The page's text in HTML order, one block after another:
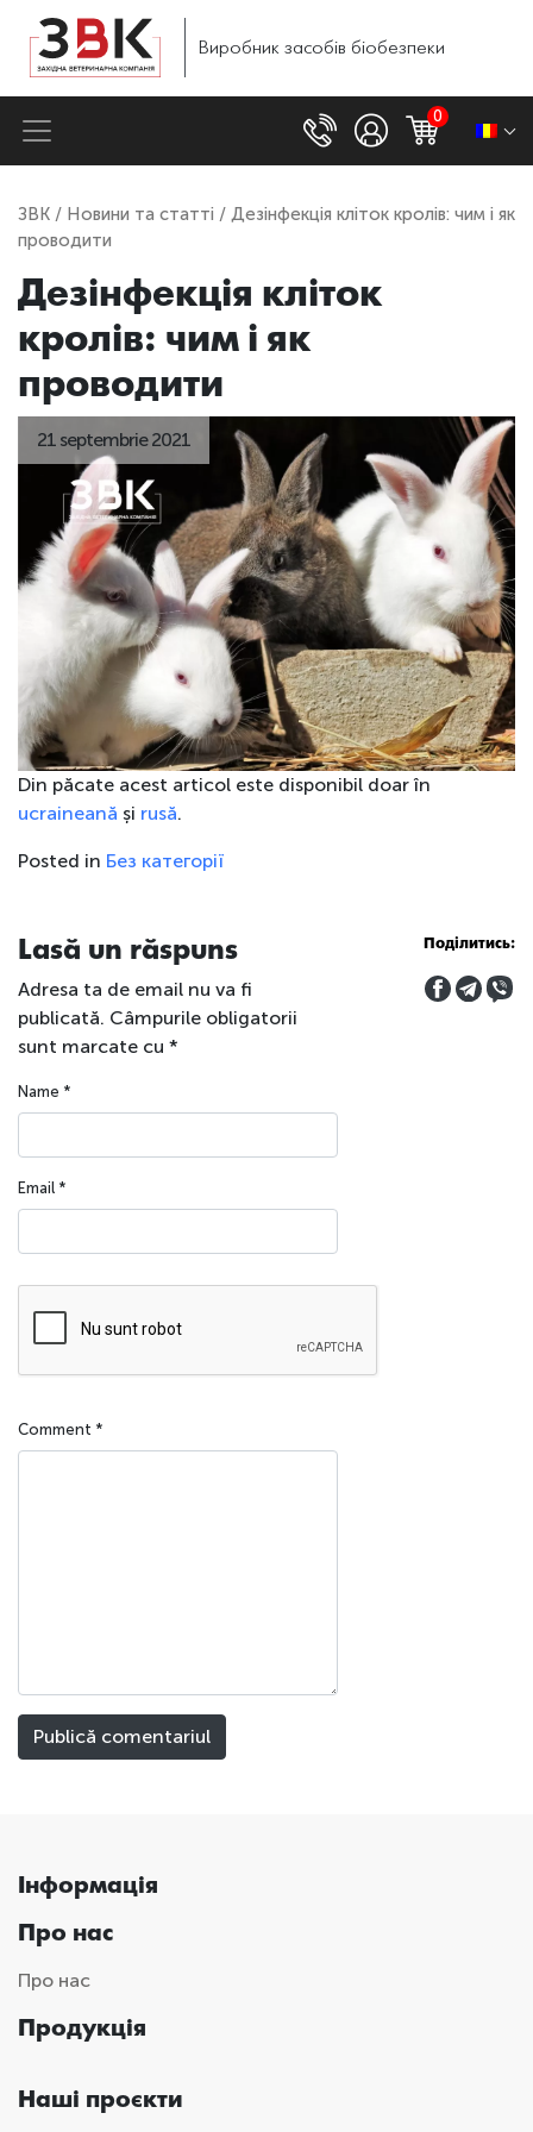
Виробник засобів біобезпеки
0
ЗВК / Новини та статті / Дезінфекція кліток кролів: чим і як
проводити
Дезінфекція кліток
кролів: чим і як
проводити
21 septembrie 2021
Din păcate acest articol este disponibil doar în
ucraineană și rusă.
Posted in Без категорії
Lasă un răspuns
Adresa ta de email nu va fi
publicată. Câmpurile obligatorii
sunt marcate cu *
Name *
Email *
Comment *
Поділитись:
Інформація
Про нас
Про нас
Продукція
Наші проєкти